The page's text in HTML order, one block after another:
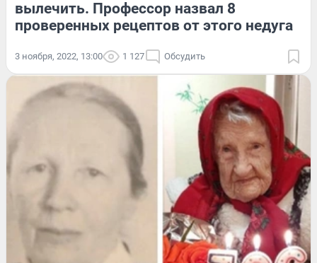
вылечить. Профессор назвал 8
проверенных рецептов от этого недуга
3 ноября, 2022, 13:00 1 127 Обсудить